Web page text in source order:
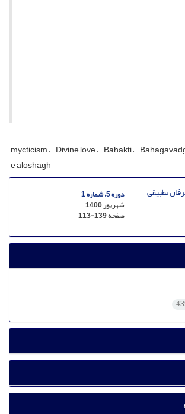
mycticism Divine love Bahakti
e aloshagh
دوره 5، شماره 1
شهریور 1400
صفحه113-139